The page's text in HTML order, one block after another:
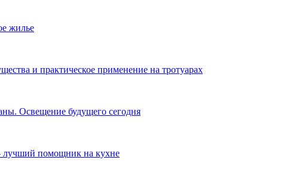
жилье
и практическое применение на тротуарах
Освещение будущего сегодня
лучший помощник на кухне